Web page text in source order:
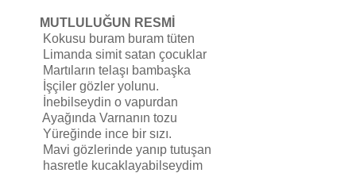
MUTLULUĞUN RESMİ
Kokusu buram buram tüten
Limanda simit satan çocuklar
Martıların telaşı bambaşka
İşçiler gözler yolunu.
İnebilseydin o vapurdan
Ayağında Varnanın tozu
Yüreğinde ince bir sızı.
Mavi gözlerinde yanıp tutuşan
hasretle kucaklayabilseydim